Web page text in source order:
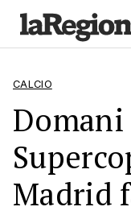
CALCIO
Domani
Madrid